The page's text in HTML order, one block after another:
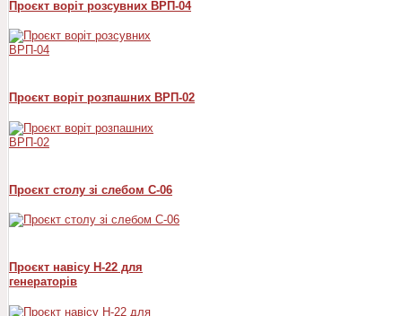
Проєкт воріт розсувних ВРП-04
Проєкт воріт розпашних ВРП-02
Проєкт столу зі слебом С-06
Проєкт навісу Н-22 для
генераторів